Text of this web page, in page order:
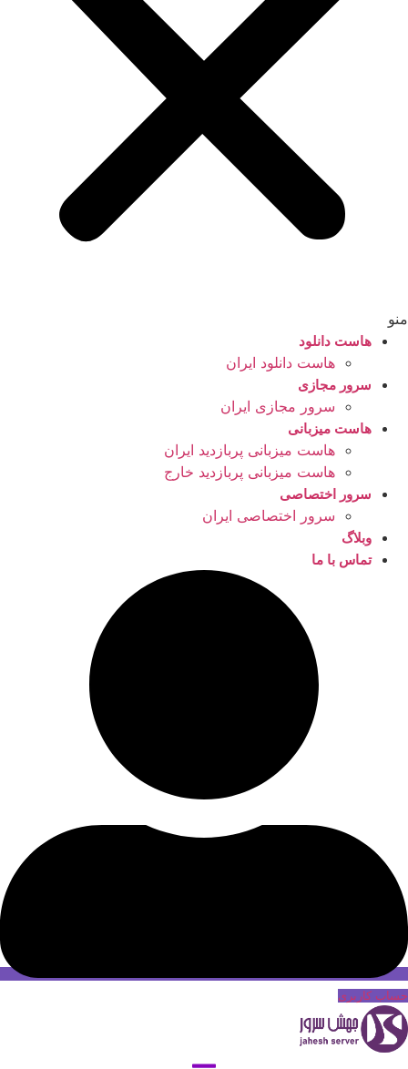
منو
هاست دانلود
هاست دانلود ایران
سرور مجازی
سرور مجازی ایران
هاست میزبانی
هاست میزبانی پربازدید ایران
هاست میزبانی پربازدید خارج
سرور اختصاصی
سرور اختصاصی ایران
وبلاگ
تماس با ما
حساب کاربری